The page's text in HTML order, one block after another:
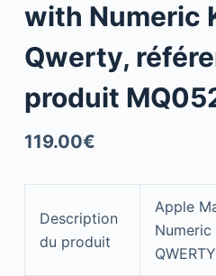
with Numeric
Qwerty,
produit
119.00€
Description
du produit
Apple
Numeric